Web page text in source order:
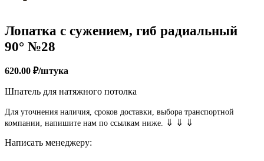
Лопатка с сужением, гиб радиальный
90° №28
620.00 ₽/штука
Шпатель для натяжного потолка
Для уточнения наличия, сроков доставки, выбора транспортной
компании, напишите нам по ссылкам ниже. ⇓ ⇓ ⇓
Написать менеджеру: